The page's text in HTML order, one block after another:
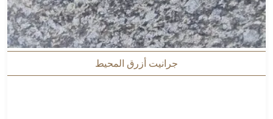
جرانيت أزرق المحيط